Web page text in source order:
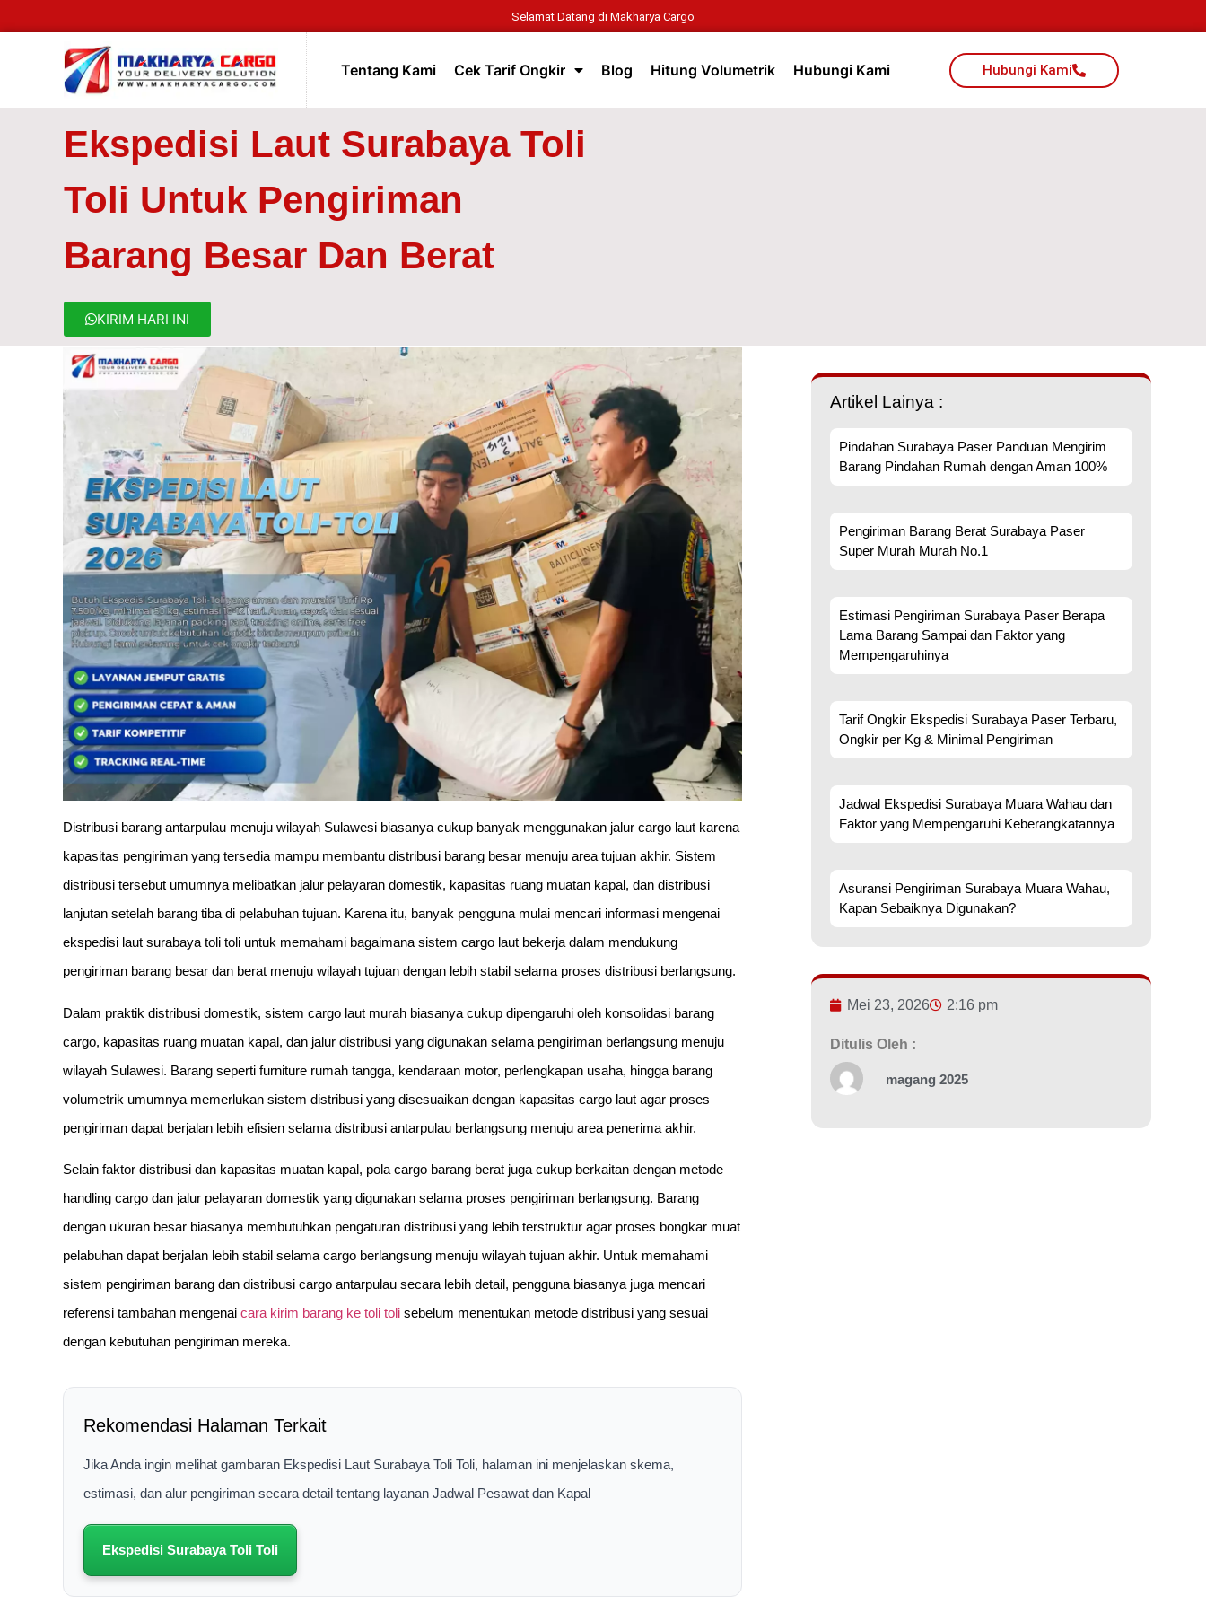
Selamat Datang di Makharya Cargo
Tentang Kami Cek Tarif Ongkir Blog Hitung Volumetrik Hubungi Kami Hubungi Kami
Ekspedisi Laut Surabaya Toli
Toli Untuk Pengiriman
Barang Besar Dan Berat
KIRIM HARI INI
Distribusi barang antarpulau menuju wilayah Sulawesi biasanya cukup banyak menggunakan jalur cargo laut karena
kapasitas pengiriman yang tersedia mampu membantu distribusi barang besar menuju area tujuan akhir. Sistem
distribusi tersebut umumnya melibatkan jalur pelayaran domestik, kapasitas ruang muatan kapal, dan distribusi
lanjutan setelah barang tiba di pelabuhan tujuan. Karena itu, banyak pengguna mulai mencari informasi mengenai
ekspedisi laut surabaya toli toli untuk memahami bagaimana sistem cargo laut bekerja dalam mendukung
pengiriman barang besar dan berat menuju wilayah tujuan dengan lebih stabil selama proses distribusi berlangsung.
Dalam praktik distribusi domestik, sistem cargo laut murah biasanya cukup dipengaruhi oleh konsolidasi barang
cargo, kapasitas ruang muatan kapal, dan jalur distribusi yang digunakan selama pengiriman berlangsung menuju
wilayah Sulawesi. Barang seperti furniture rumah tangga, kendaraan motor, perlengkapan usaha, hingga barang
volumetrik umumnya memerlukan sistem distribusi yang disesuaikan dengan kapasitas cargo laut agar proses
pengiriman dapat berjalan lebih efisien selama distribusi antarpulau berlangsung menuju area penerima akhir.
Selain faktor distribusi dan kapasitas muatan kapal, pola cargo barang berat juga cukup berkaitan dengan metode
handling cargo dan jalur pelayaran domestik yang digunakan selama proses pengiriman berlangsung. Barang
dengan ukuran besar biasanya membutuhkan pengaturan distribusi yang lebih terstruktur agar proses bongkar muat
pelabuhan dapat berjalan lebih stabil selama cargo berlangsung menuju wilayah tujuan akhir. Untuk memahami
sistem pengiriman barang dan distribusi cargo antarpulau secara lebih detail, pengguna biasanya juga mencari
referensi tambahan mengenai cara kirim barang ke toli toli sebelum menentukan metode distribusi yang sesuai
dengan kebutuhan pengiriman mereka.
Rekomendasi Halaman Terkait
Jika Anda ingin melihat gambaran Ekspedisi Laut Surabaya Toli Toli, halaman ini menjelaskan skema,
estimasi, dan alur pengiriman secara detail tentang layanan Jadwal Pesawat dan Kapal
Ekspedisi Surabaya Toli Toli
Artikel Lainya :
Pindahan Surabaya Paser Panduan Mengirim
Barang Pindahan Rumah dengan Aman 100%
Pengiriman Barang Berat Surabaya Paser
Super Murah Murah No.1
Estimasi Pengiriman Surabaya Paser Berapa
Lama Barang Sampai dan Faktor yang
Mempengaruhinya
Tarif Ongkir Ekspedisi Surabaya Paser Terbaru,
Ongkir per Kg & Minimal Pengiriman
Jadwal Ekspedisi Surabaya Muara Wahau dan
Faktor yang Mempengaruhi Keberangkatannya
Asuransi Pengiriman Surabaya Muara Wahau,
Kapan Sebaiknya Digunakan?
Mei 23, 2026 2:16 pm
Ditulis Oleh :
magang 2025